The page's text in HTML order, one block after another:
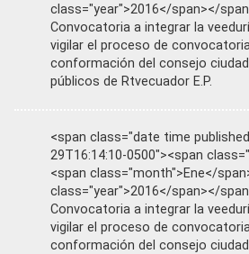
class="year">2016</span></
Convocatoria a integrar la
vigilar el proceso de
conformación del consejo
públicos de Rtvecuador E.P.
<span class="date time
29T16:14:10-0500"><span
<span class="month">Ene</
class="year">2016</span></
Convocatoria a integrar la
vigilar el proceso de
conformación del consejo